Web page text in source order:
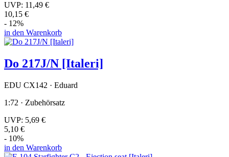
UVP: 11,49 €
10,15 €
- 12%
in den Warenkorb
Do 217J/N [Italeri]
EDU CX142 · Eduard
1:72 · Zubehörsatz
UVP: 5,69 €
5,10 €
- 10%
in den Warenkorb